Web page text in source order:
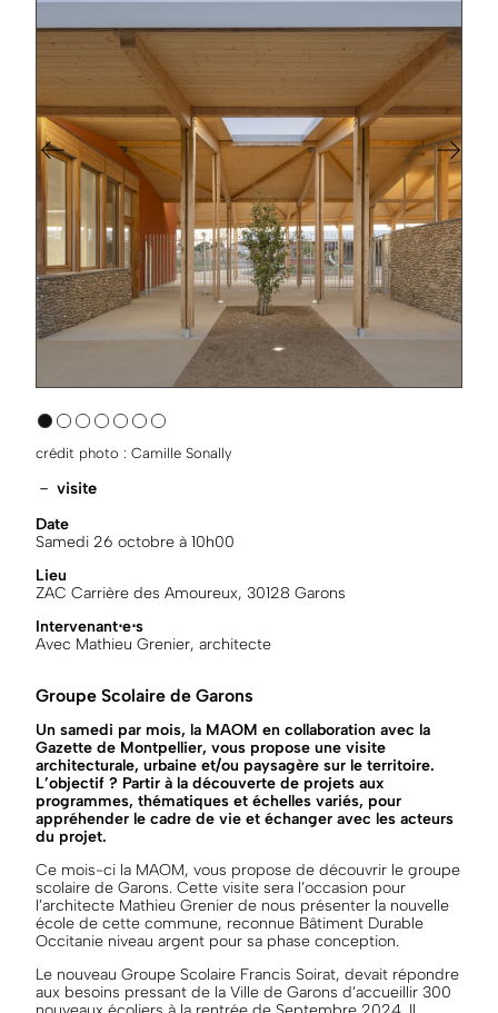
crédit photo : Camille Sonally
－ visite
Date
Samedi 26 octobre à 10h00
Lieu
ZAC Carrière des Amoureux, 30128 Garons
Intervenant⋅e⋅s
Avec Mathieu Grenier, architecte
Groupe Scolaire de Garons
Un samedi par mois, la MAOM en collaboration avec la
Gazette de Montpellier, vous propose une visite
architecturale, urbaine et/ou paysagère sur le territoire.
L’objectif ? Partir à la découverte de projets aux
programmes, thématiques et échelles variés, pour
appréhender le cadre de vie et échanger avec les acteurs
du projet.
Ce mois-ci la MAOM, vous propose de découvrir le groupe
scolaire de Garons. Cette visite sera l’occasion pour
l’architecte Mathieu Grenier de nous présenter la nouvelle
école de cette commune, reconnue Bâtiment Durable
Occitanie niveau argent pour sa phase conception.
Le nouveau Groupe Scolaire Francis Soirat, devait répondre
aux besoins pressant de la Ville de Garons d’accueillir 300